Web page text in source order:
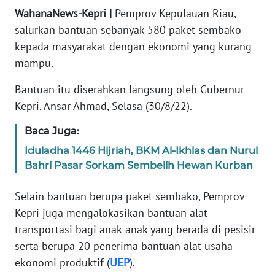
WahanaNews-Kepri | Pemprov Kepulauan Riau,
salurkan bantuan sebanyak 580 paket sembako
kepada masyarakat dengan ekonomi yang kurang
mampu.
Bantuan itu diserahkan langsung oleh Gubernur
Kepri, Ansar Ahmad, Selasa (30/8/22).
Baca Juga:
Iduladha 1446 Hijriah, BKM Al-Ikhlas dan Nurul
Bahri Pasar Sorkam Sembelih Hewan Kurban
Selain bantuan berupa paket sembako, Pemprov
Kepri juga mengalokasikan bantuan alat
transportasi bagi anak-anak yang berada di pesisir
serta berupa 20 penerima bantuan alat usaha
ekonomi produktif (UEP).
KAMI
IKLAN
TENTANG
PEDOMAN
SIBER
KARIR
DISCLAIMER